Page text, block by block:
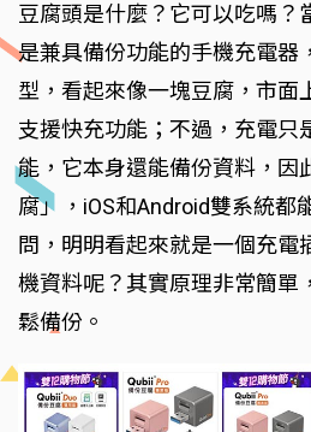
豆腐頭是什麼？它可以吃嗎？
是兼具備份功能的手機充電器
型，看起來像一塊豆腐，市面
支援快充功能；不過，充電只
能，它本身還能備份資料，因
腐」，iOS和Android雙系統都
問，明明看起來就是一個充電
機資料呢？其實原理非常簡單
鬆備份。